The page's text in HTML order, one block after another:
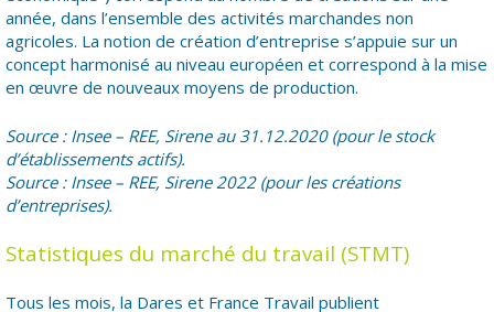
année, dans l’ensemble des activités marchandes non
agricoles. La notion de création d’entreprise s’appuie sur un
concept harmonisé au niveau européen et correspond à la mise
en œuvre de nouveaux moyens de production.
Source : Insee – REE, Sirene au 31.12.2020 (pour le stock
d’établissements actifs).
Source : Insee – REE, Sirene 2022 (pour les créations
d’entreprises).
Statistiques du marché du travail (STMT)
Tous les mois, la Dares et France Travail publient